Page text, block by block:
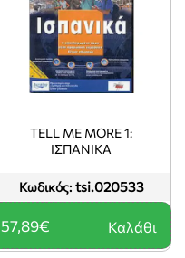
Κωδικός: tsi.020533
TELL ME MORE 1:
ΙΣΠΑΝΙΚΑ
57,89€ Καλάθι